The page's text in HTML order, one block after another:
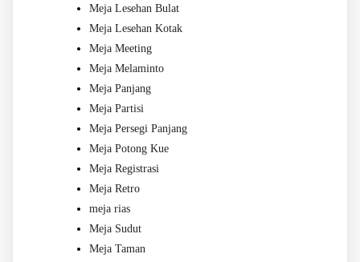
Meja Lesehan Bulat
Meja Lesehan Kotak
Meja Meeting
Meja Melaminto
Meja Panjang
Meja Partisi
Meja Persegi Panjang
Meja Potong Kue
Meja Registrasi
Meja Retro
meja rias
Meja Sudut
Meja Taman